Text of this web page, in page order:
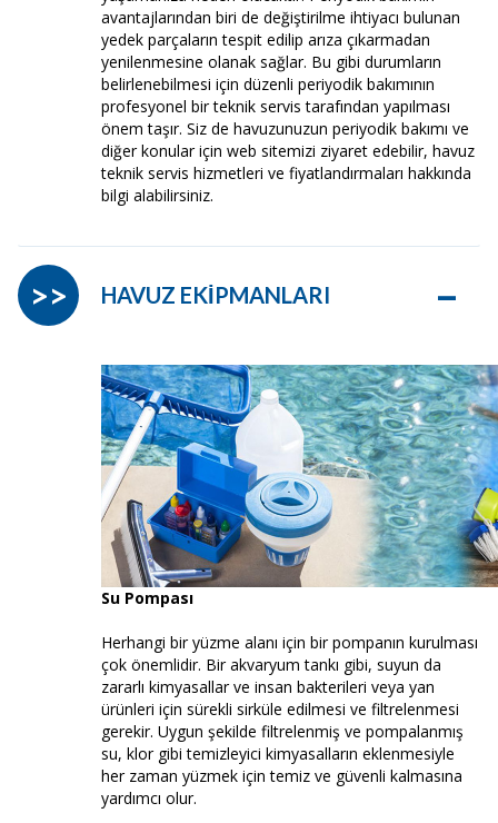
avantajlarından biri de değiştirilme ihtiyacı bulunan
yedek parçaların tespit edilip arıza çıkarmadan
yenilenmesine olanak sağlar. Bu gibi durumların
belirlenebilmesi için düzenli periyodik bakımının
profesyonel bir teknik servis tarafından yapılması
önem taşır. Siz de havuzunuzun periyodik bakımı ve
diğer konular için web sitemizi ziyaret edebilir, havuz
teknik servis hizmetleri ve fiyatlandırmaları hakkında
bilgi alabilirsiniz.
HAVUZ EKİPMANLARI –
>>
Su Pompası
Herhangi bir yüzme alanı için bir pompanın kurulması
çok önemlidir. Bir akvaryum tankı gibi, suyun da
zararlı kimyasallar ve insan bakterileri veya yan
ürünleri için sürekli sirküle edilmesi ve filtrelenmesi
gerekir. Uygun şekilde filtrelenmiş ve pompalanmış
su, klor gibi temizleyici kimyasalların eklenmesiyle
her zaman yüzmek için temiz ve güvenli kalmasına
yardımcı olur.